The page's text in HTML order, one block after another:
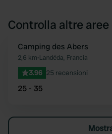
Controlla altre
Camping des Abers
2,6 km•Landéda, Francia
3.96 25 recensioni
25 - 35